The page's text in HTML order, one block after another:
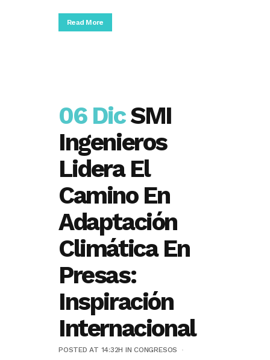
Read More
06 DicSMI
Ingenieros
Lidera El
Camino En
Adaptación
Climática En
Presas:
Inspiración
Internacional
POSTED AT 14:32H INCONGRESOS